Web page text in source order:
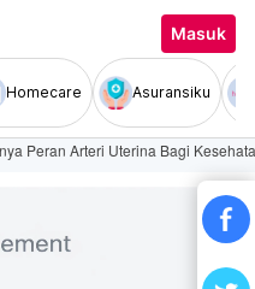
Masuk
Homecare Asuransiku
Peran Arteri Uterina Bagi